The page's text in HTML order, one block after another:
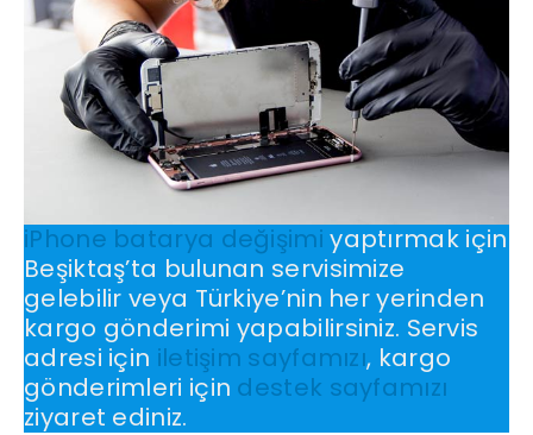
iPhone batarya değişimi yaptırmak için
Beşiktaş’ta bulunan servisimize
gelebilir veya Türkiye’nin her yerinden
kargo gönderimi yapabilirsiniz. Servis
adresi için iletişim sayfamızı, kargo
gönderimleri için destek sayfamızı
ziyaret ediniz.